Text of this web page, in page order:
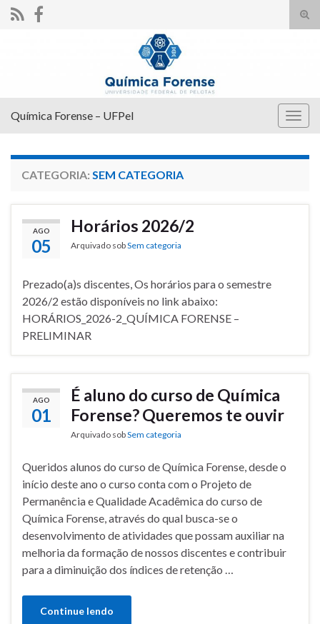
Química Forense – UFPel
CATEGORIA: SEM CATEGORIA
AGO
05
Horários 2026/2
Arquivado sobSem categoria
Prezado(a)s discentes, Os horários para o semestre
2026/2 estão disponíveis no link abaixo:
HORÁRIOS_2026-2_QUÍMICA FORENSE –
PRELIMINAR
AGO
01
É aluno do curso de Química
Forense? Queremos te ouvir
Arquivado sobSem categoria
Queridos alunos do curso de Química Forense, desde o
início deste ano o curso conta com o Projeto de
Permanência e Qualidade Acadêmica do curso de
Química Forense, através do qual busca-se o
desenvolvimento de atividades que possam auxiliar na
melhoria da formação de nossos discentes e contribuir
para a diminuição dos índices de retenção …
Continue lendo